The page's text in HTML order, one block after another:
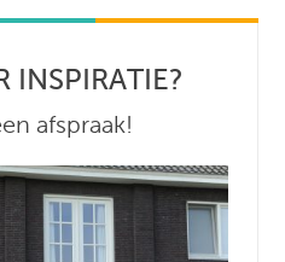
INSPIRATIE?
afspraak!